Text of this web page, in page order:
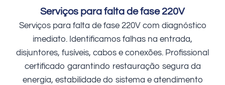
Serviços para falta de fase 220V
Serviços para falta de fase 220V com diagnóstico
imediato. Identificamos falhas na entrada,
disjuntores, fusíveis, cabos e conexões. Profissional
certificado garantindo restauração segura da
energia, estabilidade do sistema e atendimento